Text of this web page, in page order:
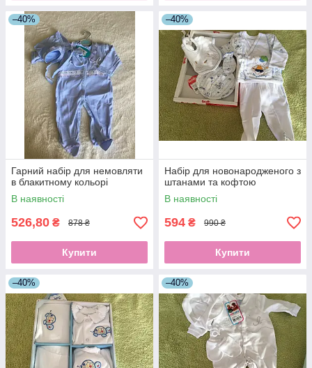
–40%
Гарний набір для немовляти
в блакитному кольорі
В наявності
526,80 ₴ 878 ₴
Купити
–40%
Набір для новонародженого з
штанами та кофтою
В наявності
594 ₴ 990 ₴
Купити
–40% –40%